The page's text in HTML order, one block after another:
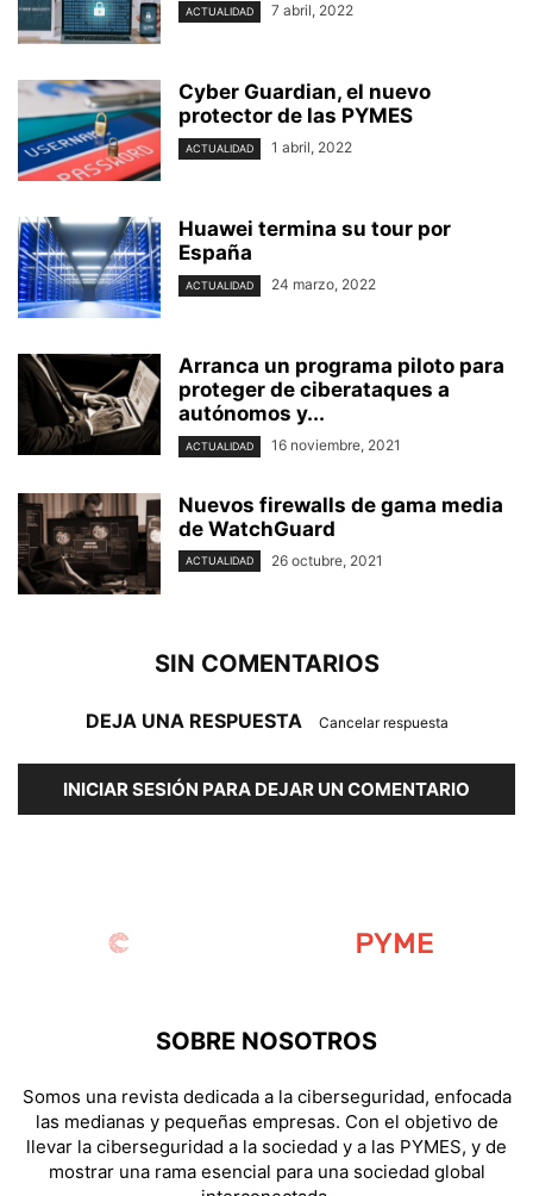
ACTUALIDAD 7 abril, 2022
Cyber Guardian, el nuevo
protector de las PYMES
ACTUALIDAD 1 abril, 2022
Huawei termina su tour por
España
ACTUALIDAD 24 marzo, 2022
Arranca un programa piloto para
proteger de ciberataques a
autónomos y...
ACTUALIDAD 16 noviembre, 2021
Nuevos firewalls de gama media
de WatchGuard
ACTUALIDAD 26 octubre, 2021
SIN COMENTARIOS
DEJA UNA RESPUESTA Cancelar respuesta
INICIAR SESIÓN PARA DEJAR UN COMENTARIO
SOBRE NOSOTROS
Somos una revista dedicada a la ciberseguridad, enfocada
las medianas y pequeñas empresas. Con el objetivo de
llevar la ciberseguridad a la sociedad y a las PYMES, y de
mostrar una rama esencial para una sociedad global